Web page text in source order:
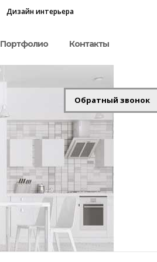
Дизайн интерьера
Портфолио Контакты
Обратный звонок